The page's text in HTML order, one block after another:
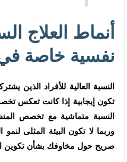
أنماط العلاج
نفسية خاصة
النسبة العالية للأفراد الذين
تكون إيجابية إذا كانت تعكس
النسبة متماشية مع تخصص
وربما لا تكون البيئة المثلى لنمو
صريح حول مخاوفك بشأن تكوين